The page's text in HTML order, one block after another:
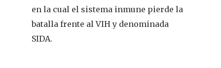
en la cual el sistema inmune pierde la
batalla frente al VIH y denominada
SIDA.